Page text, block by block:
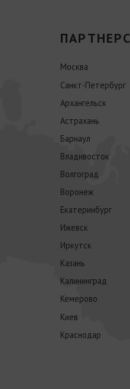
Москва
Санкт-Петербург
Архангельск
Астрахань
Барнаул
Владивосток
Волгоград
Воронеж
Екатеринбург
Ижевск
Иркутск
Казань
Калининград
Кемерово
Киев
Краснодар